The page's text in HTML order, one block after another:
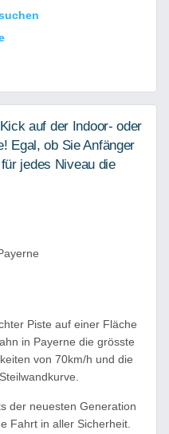
auf der Indoor- oder
Egal, ob Sie Anfänger
jedes Niveau die
Piste auf einer Fläche
in Payerne die grösste
von 70km/h und die
der neuesten Generation
Fahrt in aller Sicherheit.